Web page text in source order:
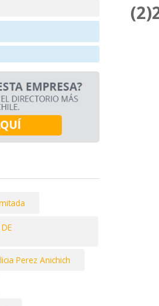
Perez Anichich